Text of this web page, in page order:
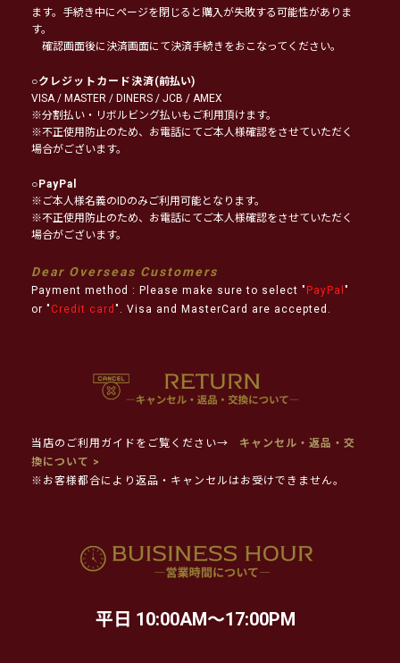
ます。手続き中にページを閉じると購入が失敗する可能性がありま
す。
確認画面後に決済画面にて決済手続きをおこなってください。
○クレジットカード決済(前払い)
VISA / MASTER / DINERS / JCB / AMEX
※分割払い・リボルビング払いもご利用頂けます。
※不正使用防止のため、お電話にてご本人様確認をさせていただく
場合がございます。
○PayPal
※ご本人様名義のIDのみご利用可能となります。
※不正使用防止のため、お電話にてご本人様確認をさせていただく
場合がございます。
Dear Overseas Customers
Payment method : Please make sure to select " PayPal "
or " Credit card ". Visa and MasterCard are accepted.
当店のご利用ガイドをご覧ください→
キャンセル・返品・交
換について >
※お客様都合により返品・キャンセルはお受けできません。
平日 10:00AM～17:00PM